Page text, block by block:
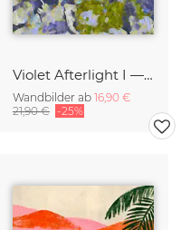
Violet Afterlight I — Veil
Wandbilder ab 16,90 €
21,90 € -25%